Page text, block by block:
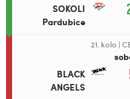
SOKOLI
Pardubice
21. kolo |
BLACK
ANGELS